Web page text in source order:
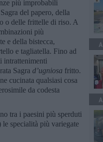
più improbabili
del papero, della
o delle frittelle di riso. A
più
e della bistecca,
e tagliatella. Fino ad
intrattenimenti
Sagra d’ugniosa fritto.
cucinata qualsiasi cosa
da codesta
tra i paesini più sperduti
le specialità più variegate